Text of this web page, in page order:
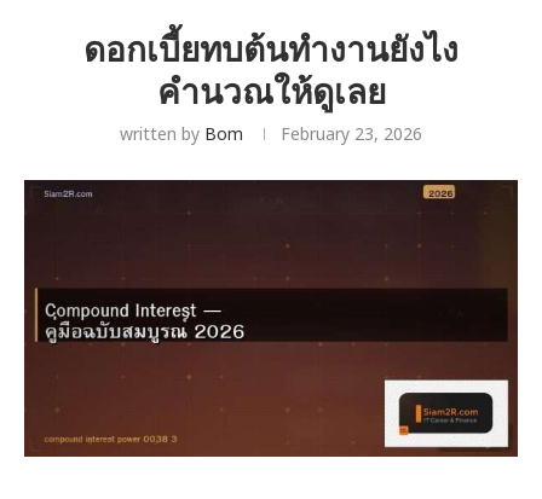
ดอกเบี้ยทบต้นทำงานยังไง
คำนวณให้ดูเลย
written by Bom February 23, 2026